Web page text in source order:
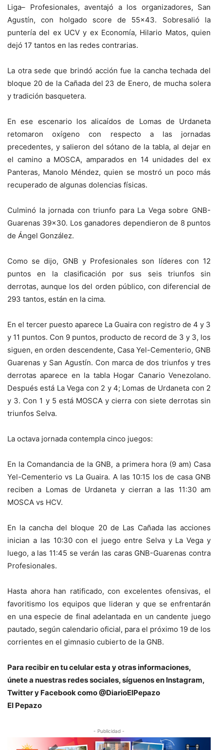
Liga– Profesionales, aventajó a los organizadores, San
Agustín, con holgado score de 55×43. Sobresalió la
puntería del ex UCV y ex Economía, Hilario Matos, quien
dejó 17 tantos en las redes contrarias.
La otra sede que brindó acción fue la cancha techada del
bloque 20 de la Cañada del 23 de Enero, de mucha solera
y tradición basquetera.
En ese escenario los alicaídos de Lomas de Urdaneta
retomaron oxígeno con respecto a las jornadas
precedentes, y salieron del sótano de la tabla, al dejar en
el camino a MOSCA, amparados en 14 unidades del ex
Panteras, Manolo Méndez, quien se mostró un poco más
recuperado de algunas dolencias físicas.
Culminó la jornada con triunfo para La Vega sobre GNB-
Guarenas 39×30. Los ganadores dependieron de 8 puntos
de Ángel González.
Como se dijo, GNB y Profesionales son líderes con 12
puntos en la clasificación por sus seis triunfos sin
derrotas, aunque los del orden público, con diferencial de
293 tantos, están en la cima.
En el tercer puesto aparece La Guaira con registro de 4 y 3
y 11 puntos. Con 9 puntos, producto de record de 3 y 3, los
siguen, en orden descendente, Casa Yel-Cementerio, GNB
Guarenas y San Agustín. Con marca de dos triunfos y tres
derrotas aparece en la tabla Hogar Canario Venezolano.
Después está La Vega con 2 y 4; Lomas de Urdaneta con 2
y 3. Con 1 y 5 está MOSCA y cierra con siete derrotas sin
triunfos Selva.
La octava jornada contempla cinco juegos:
En la Comandancia de la GNB, a primera hora (9 am) Casa
Yel-Cementerio vs La Guaira. A las 10:15 los de casa GNB
reciben a Lomas de Urdaneta y cierran a las 11:30 am
MOSCA vs HCV.
En la cancha del bloque 20 de Las Cañada las acciones
inician a las 10:30 con el juego entre Selva y La Vega y
luego, a las 11:45 se verán las caras GNB-Guarenas contra
Profesionales.
Hasta ahora han ratificado, con excelentes ofensivas, el
favoritismo los equipos que lideran y que se enfrentarán
en una especie de final adelantada en un candente juego
pautado, según calendario oficial, para el próximo 19 de los
corrientes en el gimnasio cubierto de la GNB.
Para recibir en tu celular esta y otras informaciones,
únete a nuestras redes sociales, síguenos en Instagram,
Twitter y Facebook como @DiarioElPepazo
El Pepazo
- Publicidad -